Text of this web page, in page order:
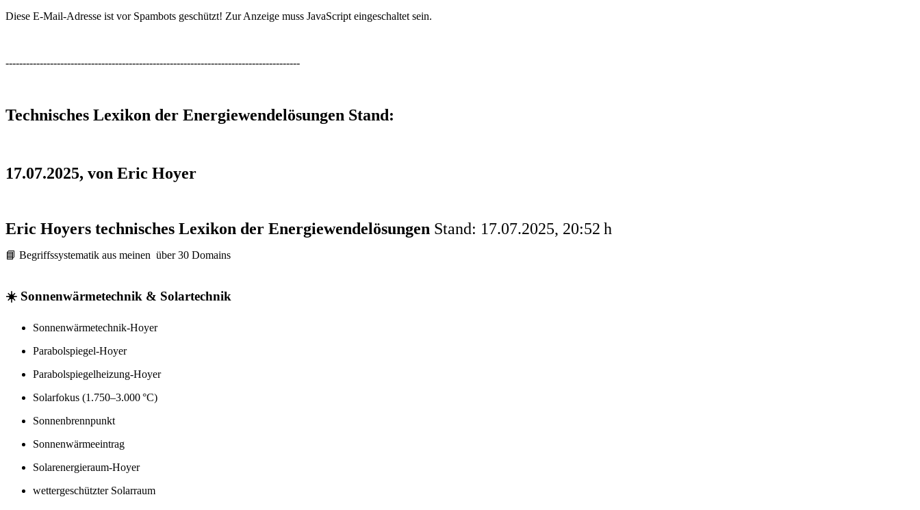
Diese E-Mail-Adresse ist vor Spambots geschützt! Zur Anzeige muss JavaScript eingeschaltet sein.
--------------------------------------------------------------------------------------
Technisches Lexikon der Energiewendelösungen Stand:
17.07.2025, von Eric Hoyer
Eric Hoyers technisches Lexikon der Energiewendelösungen Stand: 17.07.2025, 20:52 h
📘 Begriffssystematik aus meinen über 30 Domains
☀️ Sonnenwärmetechnik & Solartechnik
Sonnenwärmetechnik-Hoyer
Parabolspiegel-Hoyer
Parabolspiegelheizung-Hoyer
Solarfokus (1.750–3.000 °C)
Sonnenbrennpunkt
Sonnenwärmeeintrag
Solarenergieraum-Hoyer
wettergeschützter Solarraum